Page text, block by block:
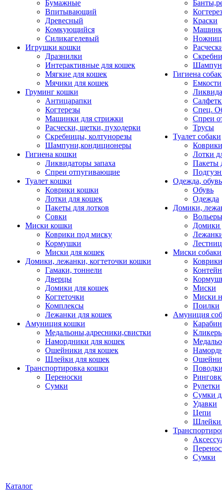
Бумажные
Впитывающий
Древесный
Комкующийся
Силикагелевый
Игрушки кошки
Дразнилки
Интерактивные для кошек
Мягкие для кошек
Мячики для кошек
Груминг кошки
Антицарапки
Когтерезы
Машинки для стрижки
Расчески, щетки, пуходерки
Скребницы, колтунорезы
Шампуни,кондиционеры
Гигиена кошки
Ликвидаторы запаха
Спреи отпугивающие
Туалет кошки
Коврики кошки
Лотки для кошек
Пакеты для лотков
Совки
Миски кошки
Коврики под миску
Кормушки
Миски для кошек
Домики, лежанки, когтеточки кошки
Гамаки, тоннели
Дверцы
Домики для кошек
Когтеточки
Комплексы
Лежанки для кошек
Амуниция кошки
Медальоны,адресники,свистки
Намордники для кошек
Ошейники для кошек
Шлейки для кошек
Транспортировка кошки
Переноски
Сумки
Краски
Гигиена
Емкости
Спец.
Спреи
Трусы
Туалет собаки
Коврики
Лотки
Пакеты
Одежда, обувь
Обувь
Одежда
Домики,
Домики
Миски собаки
Миски
Миски
Поилки
Амуниция
Рулетки
Сумки
Удавки
Цепи
Шлейки
Сумки
Каталог